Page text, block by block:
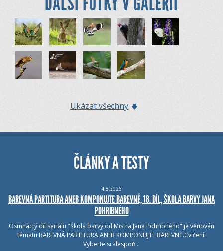
Ukázat všechny
ČLÁNKY A TESTY
4.8.2026
BAREVNÁ PARTITURA ANEB KOMPONUJTE BAREVNĚ, 18. DÍL, ŠKOLA BARVY JANA
POHRIBNÉHO
Osmnáctý díl seriálu "Škola barvy od Mistra Jana Pohribného" je věnován
tématu BAREVNÁ PARTITURA ANEB KOMPONUJTE BAREVNĚ.Cvičení:
Vyberte si alespoň…